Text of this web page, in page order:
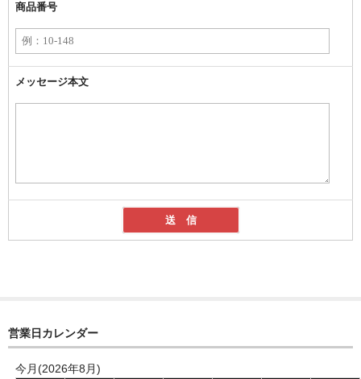
商品番号
メッセージ本文
営業日カレンダー
今月(2026年8月)